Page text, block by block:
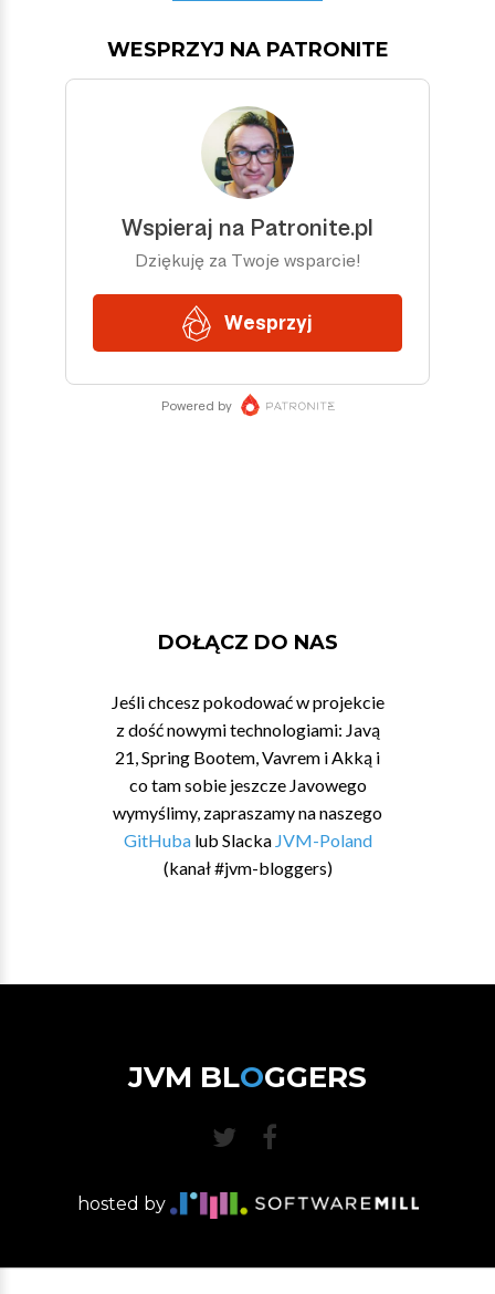
WESPRZYJ NA PATRONITE
DOŁĄCZ DO NAS
Jeśli chcesz pokodować w projekcie
z dość nowymi technologiami: Javą
21, Spring Bootem, Vavrem i Akką i
co tam sobie jeszcze Javowego
wymyślimy, zapraszamy na naszego
GitHubalub Slacka JVM-Poland
(kanał #jvm-bloggers)
JVM BLOGGERS
hosted by